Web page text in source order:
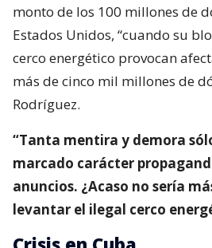
monto de los 100 millones de
Estados Unidos, “cuando su
cerco energético provocan
más de cinco mil millones de
Rodríguez.
“Tanta mentira y demora
marcado carácter
anuncios. ¿Acaso no sería
levantar el ilegal cerco